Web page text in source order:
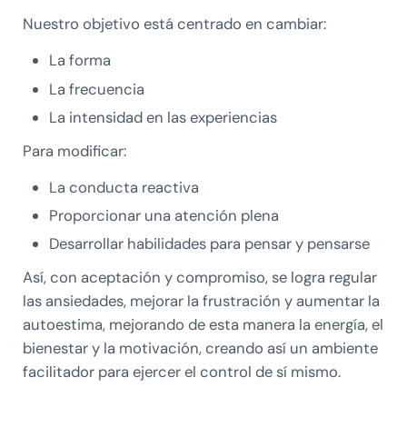
Nuestro objetivo está centrado en cambiar:
La forma
La frecuencia
La intensidad en las experiencias
Para modificar:
La conducta reactiva
Proporcionar una atención plena
Desarrollar habilidades para pensar y pensarse
Así, con aceptación y compromiso, se logra regular
las ansiedades, mejorar la frustración y aumentar la
autoestima, mejorando de esta manera la energía, el
bienestar y la motivación, creando así un ambiente
facilitador para ejercer el control de sí mismo.